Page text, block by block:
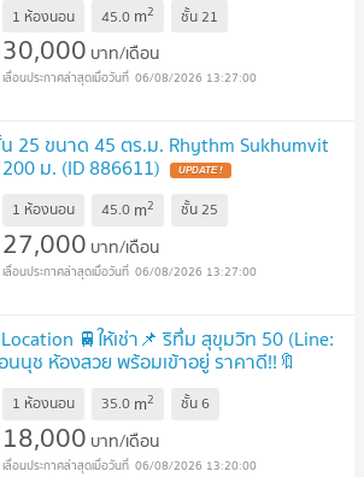
1 ห้องนอน 45.0 m2 ชั้น21
30,000 บาท/เดือน
06/08/2026 13:27:00
25 ขนาด 45 ตร.ม. Rhythm Sukhumvit
ม. (ID 886611) UPDATE !
1 ห้องนอน 45.0 m2 ชั้น25
27,000 บาท/เดือน
06/08/2026 13:27:00
🚆ให้เช่า📌 ริทึ่ม สุขุมวิท 50 (Line:
นนุช ห้องสวย พร้อมเข้าอยู่ ราคาดี!!🔖
1 ห้องนอน 35.0 m2 ชั้น6
18,000 บาท/เดือน
06/08/2026 13:20:00